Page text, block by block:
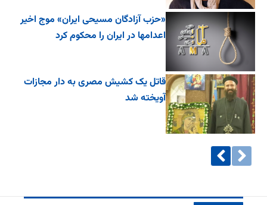
«حزب آزادگان مسیحی ایران» موج اخیر
اعدامها در ایران را محکوم کرد
قاتل یک کشیش مصری به دار مجازات
آویخته شد